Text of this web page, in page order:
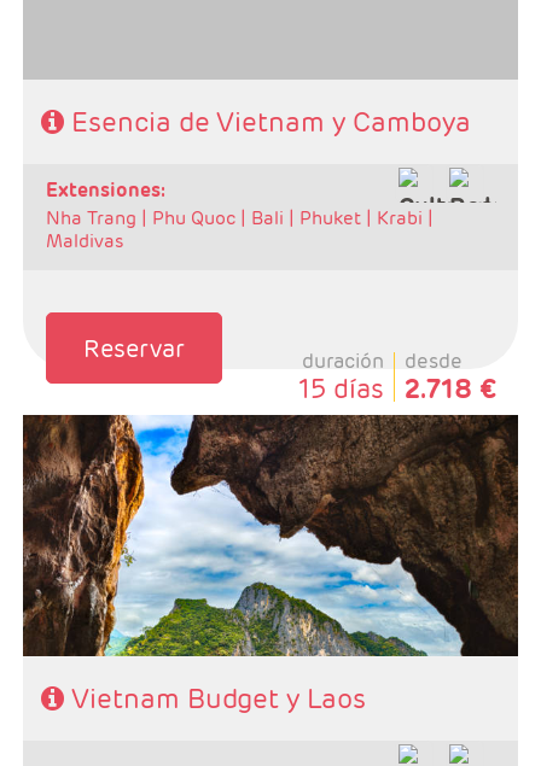
Esencia de Vietnam y Camboya
extensiones:
Nha Trang | Phu Quoc | Bali | Phuket | Krabi |
Maldivas
Reservar duración
15 días
desde
2.718 €
- Salidas: Martes y Sábados.
- Ruta: Ha noi 2n + Ha long 1n + Hoi an 2n + Hue 1n +
Saigón 2 n y Luang Prabang 3 n
- Categoría hotelera: A elegir por el cliente.
- Régimen: MP o PC
Vietnam Budget y Laos